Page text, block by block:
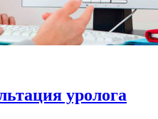
уролога